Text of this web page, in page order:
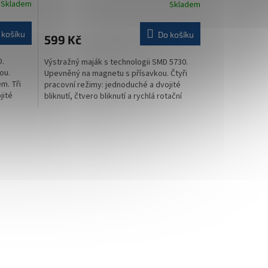
Skladem
Tři
Skladem
599 Kč Do košíku
Výstražný maják s technologii SMD 5730.
Upevněný na magnetu s přísavkou. Čtyři
pracovní režimy: jednoduché a dvojité
bliknutí, čtvero bliknutí a rychlá rotační